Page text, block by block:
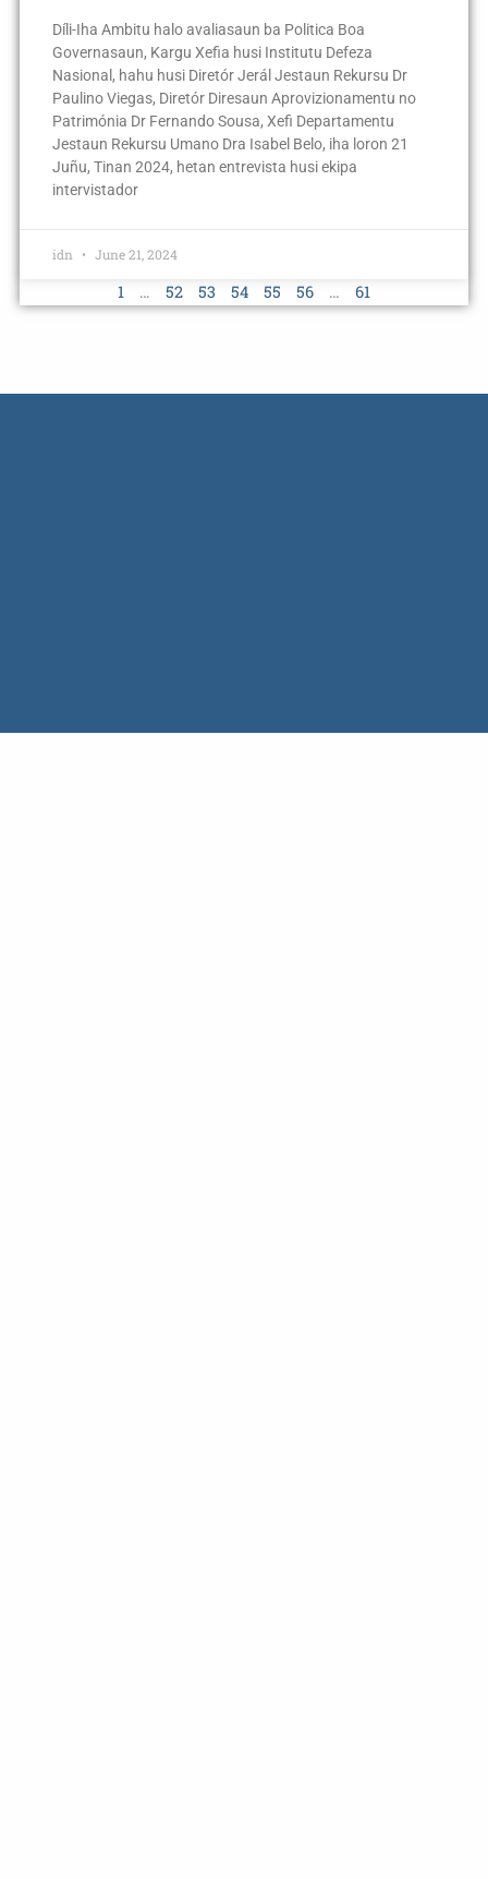
Díli-Iha Ambitu halo avaliasaun ba Politica Boa
Governasaun, Kargu Xefia husi Institutu Defeza
Nasional, hahu husi Diretór Jerál Jestaun Rekursu Dr
Paulino Viegas, Diretór Diresaun Aprovizionamentu no
Patrimónia Dr Fernando Sousa, Xefi Departamentu
Jestaun Rekursu Umano Dra Isabel Belo, iha loron 21
Juñu, Tinan 2024, hetan entrevista husi ekipa
intervistador
idn June 21, 2024
1 … 52 53 54 55 56 … 61